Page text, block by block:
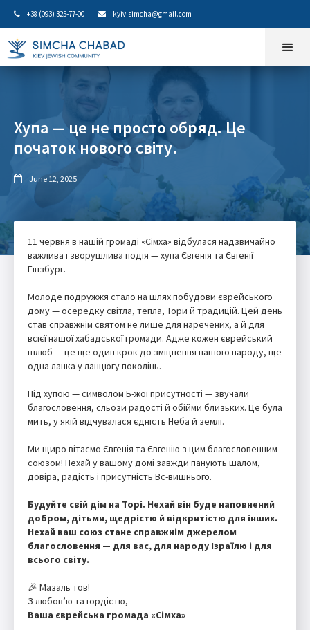
 +38 (093) 325-77-00  kyiv.simcha@gmail.com
Хупа — це не просто обряд. Це
початок нового світу.
 June 12, 2025
11 червня в нашій громаді «Сімха» відбулася надзвичайно
важлива і зворушлива подія — хупа Євгенія та Євгенії
Гінзбург.
Молоде подружжя стало на шлях побудови єврейського
дому — осередку світла, тепла, Тори й традицій. Цей день
став справжнім святом не лише для наречених, а й для
всієї нашої хабадської громади. Адже кожен єврейський
шлюб — це ще один крок до зміцнення нашого народу, ще
одна ланка у ланцюгу поколінь.
Під хупою — символом Б-жої присутності — звучали
благословення, сльози радості й обійми близьких. Це була
мить, у якій відчувалася єдність Неба й землі.
Ми щиро вітаємо Євгенія та Євгенію з цим благословенним
союзом! Нехай у вашому домі завжди панують шалом,
довіра, радість і присутність Вс-вишнього.
Будуйте свій дім на Торі. Нехай він буде наповнений
добром, дітьми, щедрістю й відкритістю для інших.
Нехай ваш союз стане справжнім джерелом
благословення — для вас, для народу Ізраїлю і для
всього світу.
🎉 Мазаль тов!
З любов’ю та гордістю,
Ваша єврейська громада «Сімха»